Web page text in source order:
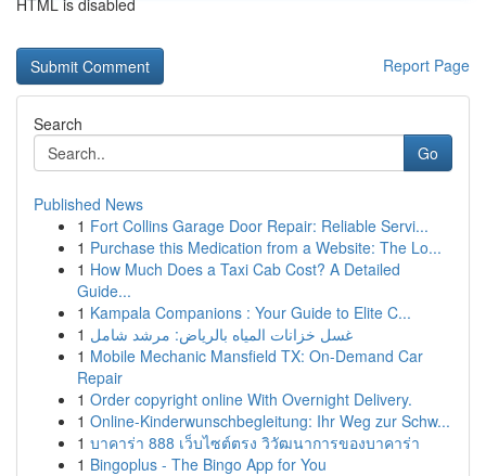
HTML is disabled
Report Page
Search
Go
Published News
1 Fort Collins Garage Door Repair: Reliable Servi...
1 Purchase this Medication from a Website: The Lo...
1 How Much Does a Taxi Cab Cost? A Detailed
Guide...
1 Kampala Companions : Your Guide to Elite C...
1 غسل خزانات المياه بالرياض: مرشد شامل
1 Mobile Mechanic Mansfield TX: On-Demand Car
Repair
1 Order copyright online With Overnight Delivery.
1 Online-Kinderwunschbegleitung: Ihr Weg zur Schw...
1 บาคาร่า 888 เว็บไซต์ตรง วิวัฒนาการของบาคาร่า
1 Bingoplus - The Bingo App for You